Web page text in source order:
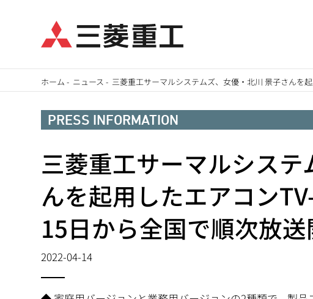
イ
ホーム - ニュース - 三菱重工サーマルシステムズ、女優・北川 景子さんを
PRESS INFORMATION
三菱重工サーマルシス
んを起用したエアコン
15日から全国で順次放
2022-04-14